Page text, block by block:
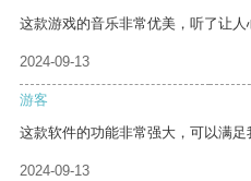
这款游戏的音乐非常优美，听了让人
2024-09-13
游客
这款软件的功能非常强大，可以满足
2024-09-13